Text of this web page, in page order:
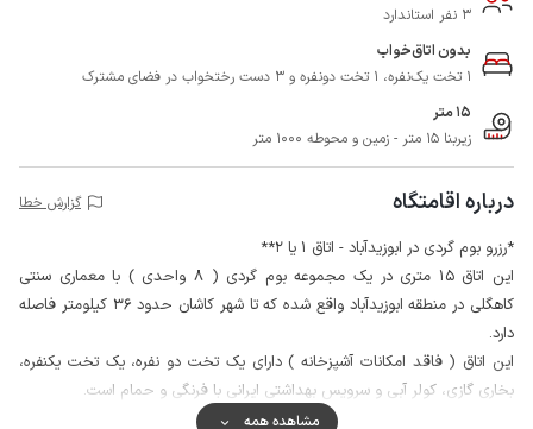
3 نفر استاندارد
بدون اتاق‌خواب
1 تخت یک‌نفره، 1 تخت دونفره و 3 دست رختخواب در فضای مشترک
15 متر
زیربنا 15 متر - زمین و محوطه 1000 متر
درباره اقامتگاه گزارش خطا
*رزرو بوم گردی در ابوزیدآباد - اتاق 1 یا 2**
این اتاق 15 متری در یک مجموعه بوم گردی ( 8 واحدی ) با معماری سنتی
کاهگلی در منطقه ابوزیدآباد واقع شده که تا شهر کاشان حدود 36 کیلومتر فاصله
دارد.
این اتاق ( فاقد امکانات آشپزخانه ) دارای یک تخت دو نفره، یک تخت یکنفره،
بخاری گازی، کولر آبی و سرویس بهداشتی ایرانی با فرنگی و حمام است.
از مشاعات این مجموعه اقامتی می توان به فضای پارکینگ و حیاط، آشپزخانه
مشاهده همه